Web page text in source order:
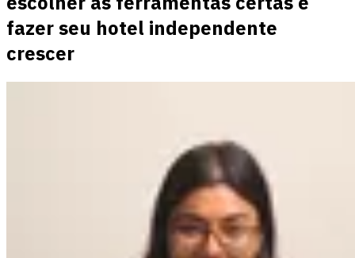
fazer seu hotel independente
crescer